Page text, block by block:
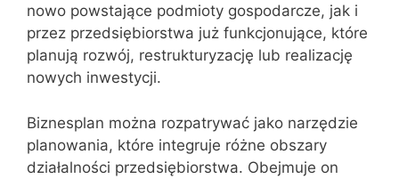
nowo powstające podmioty gospodarcze, jak i
przez przedsiębiorstwa już funkcjonujące, które
planują rozwój, restrukturyzację lub realizację
nowych inwestycji.
Biznesplan można rozpatrywać jako narzędzie
planowania, które integruje różne obszary
działalności przedsiębiorstwa. Obejmuje on